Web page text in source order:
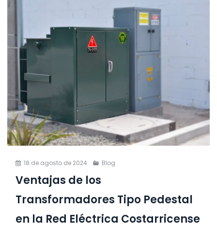
18 de agosto de 2024 Blog
Ventajas de los
Transformadores Tipo Pedestal
en la Red Eléctrica Costarricense